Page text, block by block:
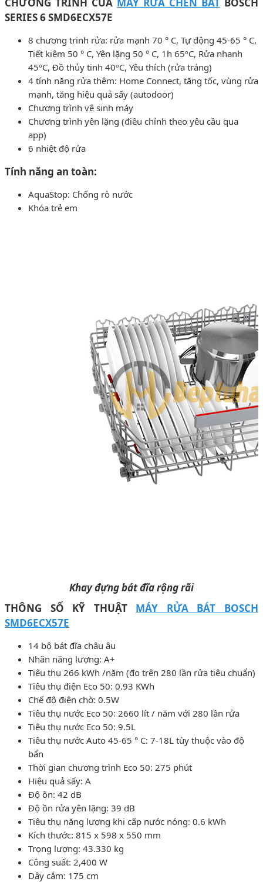
SERIES6 SMD6ECX57E
8 chương trinh rửa: rửa mạnh 70 ° C, Tự động 45-65 ° C,
Tiết kiệm 50 ° C, Yên lặng 50 ° C, 1h 65ºC, Rửa nhanh
45ºC, Đồ thủy tinh 40ºC, Yêu thích (rửa tráng)
4 tính năng rửa thêm: Home Connect, tăng tốc, vùng rửa
mạnh, tăng hiệu quả sấy (autodoor)
Chương trình vệ sinh máy
Chương trình yên lặng (điều chỉnh theo yêu cầu qua
app)
6 nhiệt độ rửa
Tính năng an toàn:
AquaStop: Chống rò nước
Khóa trẻ em
Khay đựng bát đĩa rộng rãi
THÔNG SỐ KỸ THUẬT MÁY RỬA BÁT BOSCH
SMD6ECX57E
14 bộ bát đĩa châu âu
Nhãn năng lượng: A+
Tiêu thụ 266 kWh /năm (đo trên 280 lần rửa tiêu chuẩn)
Tiêu thụ điện Eco 50: 0.93 KWh
Chế độ điện chờ: 0.5W
Tiêu thụ nước Eco 50: 2660 lít / năm với 280 lần rửa
Tiêu thụ nước Eco 50: 9.5L
Tiêu thụ nước Auto 45-65 ° C: 7-18L tùy thuộc vào độ
bẩn
Thời gian chương trình Eco 50: 275 phút
Hiệu quả sấy: A
Độ ồn: 42 dB
Độ ồn rửa yên lặng: 39 dB
Tiêu thụ năng lượng khi cấp nước nóng: 0.6 kWh
Kích thước: 815 x 598 x 550 mm
Trọng lượng: 43.330 kg
Công suất: 2,400 W
Dây cắm: 175 cm